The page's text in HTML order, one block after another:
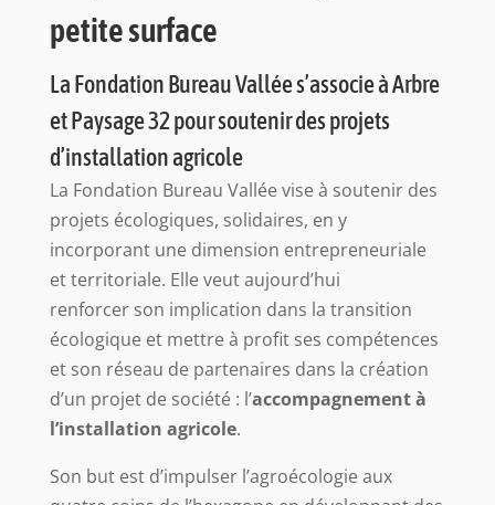
petite surface
La Fondation Bureau Vallée s’associe à Arbre
et Paysage 32 pour soutenir des projets
d’installation agricole
La Fondation Bureau Vallée vise à soutenir des
projets écologiques, solidaires, en y
incorporant une dimension entrepreneuriale
et territoriale. Elle veut aujourd’hui
renforcer son implication dans la transition
écologique et mettre à profit ses compétences
et son réseau de partenaires dans la création
d’un projet de société : l’accompagnement à
l’installation agricole.
Son but est d’impulser l’agroécologie aux